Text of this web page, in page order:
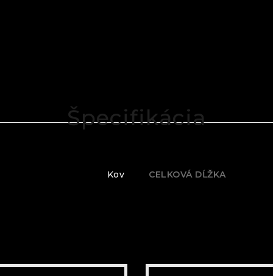
Špecifikácia
Kov CELKOVÁ DĹŽKA